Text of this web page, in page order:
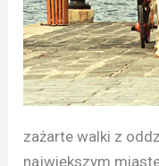
zażarte walki z
największym